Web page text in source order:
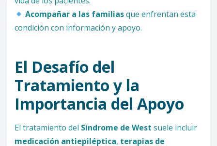
Acompañar a las familiasque enfrentan esta
condición con información y apoyo.
El Desafío del
Tratamiento y la
Importancia del Apoyo
El tratamiento del Síndrome de West suele incluir
medicación antiepiléptica, terapias de